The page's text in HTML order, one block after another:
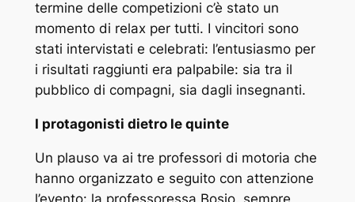
termine delle competizioni c’è stato un
momento di relax per tutti. I vincitori sono
stati intervistati e celebrati: l’entusiasmo per
i risultati raggiunti era palpabile: sia tra il
pubblico di compagni, sia dagli insegnanti.
I protagonisti dietro le quinte
Un plauso va ai tre professori di motoria che
hanno organizzato e seguito con attenzione